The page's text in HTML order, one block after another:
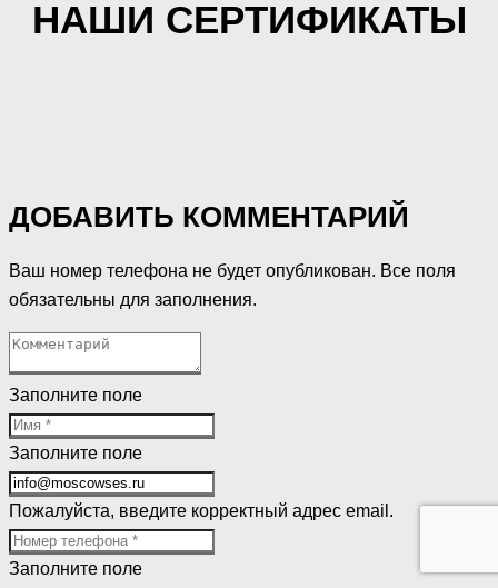
НАШИ СЕРТИФИКАТЫ
ДОБАВИТЬ КОММЕНТАРИЙ
Ваш номер телефона не будет опубликован. Все поля
обязательны для заполнения.
Заполните поле
Заполните поле
Пожалуйста, введите корректный адрес email.
Заполните поле